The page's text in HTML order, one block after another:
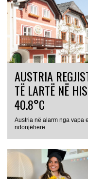
AUSTRIA
TË LARTË NË
40.8°C
Austria në alarm nga vapa
ndonjëherë...
AUSTRI